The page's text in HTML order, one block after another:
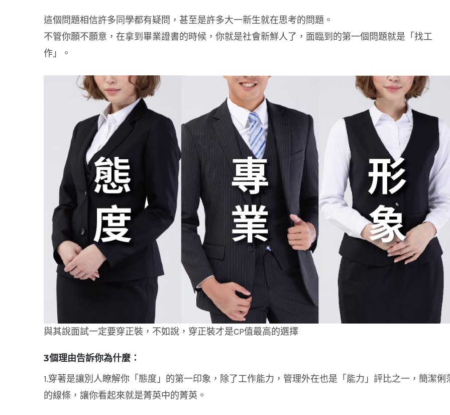
這個問題相信許多同學都有疑問，甚至是許多大一新生就在思考的問題。
不管你願不願意，在拿到畢業證書的時候，你就是社會新鮮人了，面臨到的第一個問題就是「找工
作」。
與其說面試一定要穿正裝，不如說，穿正裝才是CP值最高的選擇
3個理由告訴你為什麼：
1.穿著是讓別人瞭解你「態度」的第一印象，除了工作能力，管理外在也是「能力」評比之一，簡潔俐
的線條，讓你看起來就是菁英中的菁英。